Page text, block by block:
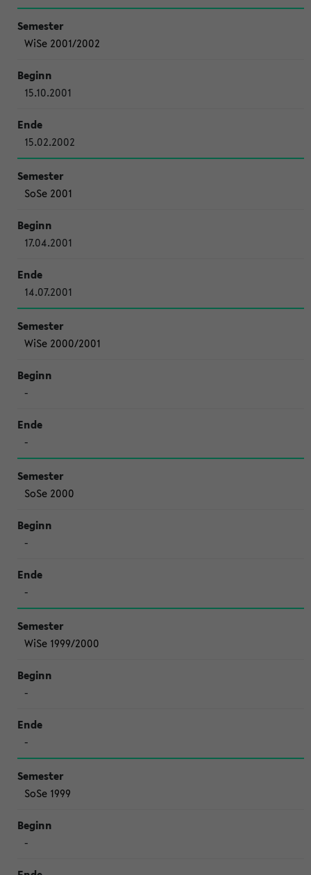
WiSe 2001/2002
15.10.2001
15.02.2002
SoSe 2001
17.04.2001
14.07.2001
WiSe 2000/2001
-
-
SoSe 2000
-
-
WiSe 1999/2000
-
-
SoSe 1999
-